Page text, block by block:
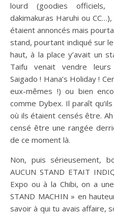
lourd (goodies officiels,
dakimakuras Haruhi ou
étaient annoncés mais
stand, pourtant indiqué sur
haut, à la place y’avait un
Taifu venait vendre
Saigado ! Hana’s Holiday !
eux-mêmes !) ou bien
comme Dybex. Il paraît
où ils étaient censés être.
censé être une rangée
de ce moment là.
Non, puis sérieusement,
AUCUN STAND ETAIT
Expo ou à la Chibi, on a
STAND MACHIN » en
savoir à qui tu avais affaire,